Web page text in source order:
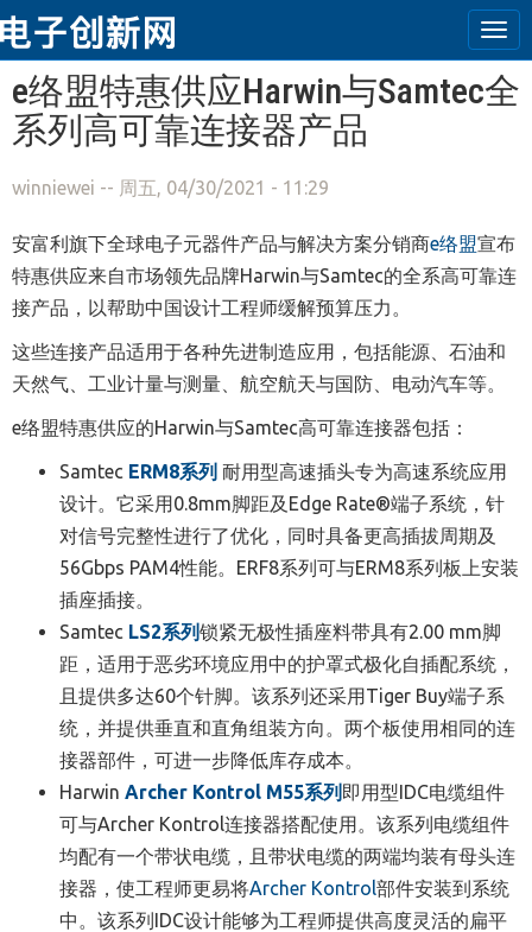
跳转到主要内容
e络盟特惠供应Harwin与Samtec全
系列高可靠连接器产品
winniewei -- 周五, 04/30/2021 - 11:29
安富利旗下全球电子元器件产品与解决方案分销商e络盟宣布
特惠供应来自市场领先品牌Harwin与Samtec的全系高可靠连
接产品，以帮助中国设计工程师缓解预算压力。
这些连接产品适用于各种先进制造应用，包括能源、石油和
天然气、工业计量与测量、航空航天与国防、电动汽车等。
e络盟特惠供应的Harwin与Samtec高可靠连接器包括：
Samtec ERM8系列 耐用型高速插头专为高速系统应用
设计。它采用0.8mm脚距及Edge Rate®端子系统，针
对信号完整性进行了优化，同时具备更高插拔周期及
56Gbps PAM4性能。ERF8系列可与ERM8系列板上安装
插座插接。
Samtec LS2系列锁紧无极性插座料带具有2.00 mm脚
距，适用于恶劣环境应用中的护罩式极化自插配系统，
且提供多达60个针脚。该系列还采用Tiger Buy端子系
统，并提供垂直和直角组装方向。两个板使用相同的连
接器部件，可进一步降低库存成本。
Harwin Archer Kontrol M55系列 即用型IDC电缆组件
可与Archer Kontrol连接器搭配使用。该系列电缆组件
均配有一个带状电缆，且带状电缆的两端均装有母头连
接器，使工程师更易将Archer Kontrol部件安装到系统
中。该系列IDC设计能够为工程师提供高度灵活的扁平